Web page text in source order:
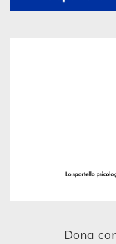
Dona